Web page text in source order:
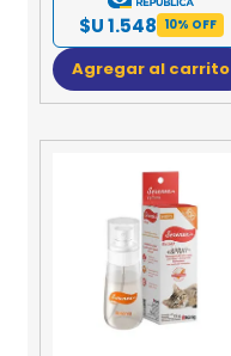
$U 1.548 10% OFF
Agregar al carrito